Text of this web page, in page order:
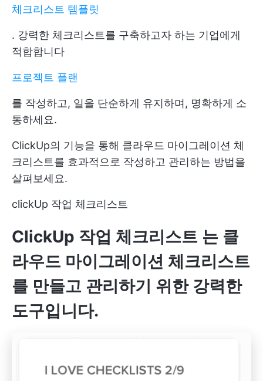
체크리스트 템플릿
. 강력한 체크리스트를 구축하고자 하는 기업에게
적합합니다
프로젝트 플랜
를 작성하고, 일을 단순하게 유지하며, 명확하게 소
통하세요.
ClickUp의 기능을 통해 클라우드 마이그레이션 체
크리스트를 효과적으로 작성하고 관리하는 방법을
살펴보세요.
clickUp 작업 체크리스트
ClickUp 작업 체크리스트 는 클
라우드 마이그레이션 체크리스트
를 만들고 관리하기 위한 강력한
도구입니다.